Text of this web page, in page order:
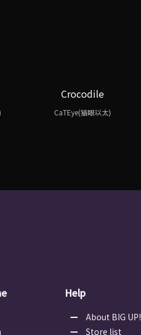
Crocodile
CaTEye(猫眼以太)
Help
About BIG UP!
Store list